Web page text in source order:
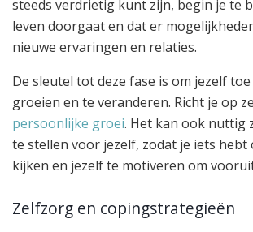
steeds verdrietig kunt zijn, begin je te
leven doorgaat en dat er
nieuwe ervaringen en relaties.
De sleutel tot deze fase is om jezelf
groeien en te veranderen. Richt je op
persoonlijke groei. Het kan ook nuttig
te stellen voor jezelf, zodat je iets hebt
kijken en jezelf te motiveren om
Zelfzorg en copingstrategieën